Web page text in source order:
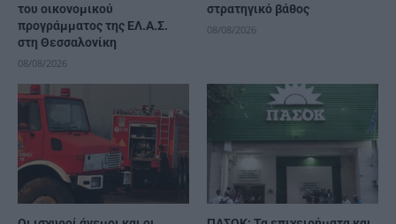
του οικονομικού
προγράμματος της ΕΛ.Α.Σ.
στη Θεσσαλονίκη
08/08/2026
στρατηγικό βάθος
08/08/2026